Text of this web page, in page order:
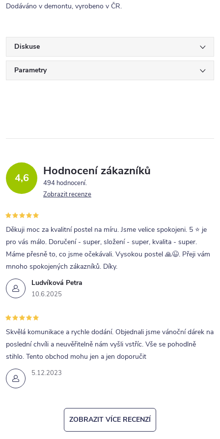
Dodáváno v demontu, vyrobeno v ČR.
Diskuse
Parametry
4,6 Hodnocení zákazníků
494 hodnocení
Zobrazit recenze
Ludvíková Petra
10.6.2025
Děkuji moc za kvalitní postel na míru. Jsme velice spokojeni. 5 ⭐ je
pro vás málo. Doručení - super, složení - super, kvalita - super.
Máme přesně to, co jsme očekávali. Vysokou postel 🙏😉. Přeji vám
mnoho spokojených zákazníků. Díky.
5.12.2023
Skvělá komunikace a rychle dodání. Objednali jsme vánoční dárek na
poslední chvíli a neuvěřitelně nám vyšli vstříc. Vše se pohodlně
stihlo. Tento obchod mohu jen a jen doporučit
ZOBRAZIT VÍCE RECENZÍ